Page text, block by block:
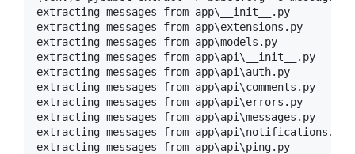
extracting messages from app\__init__.py
extracting messages from app\extensions.py
extracting messages from app\models.py
extracting messages from app\api\__init__.py
extracting messages from app\api\auth.py
extracting messages from app\api\comments.py
extracting messages from app\api\errors.py
extracting messages from app\api\messages.py
extracting messages from app\api\notifications.py
extracting messages from app\api\ping.py